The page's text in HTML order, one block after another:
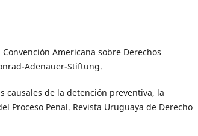
Americana sobre Derechos
Adenauer-Stiftung.
causales de la detención preventiva, la
Proceso Penal. Revista Uruguaya de Derecho